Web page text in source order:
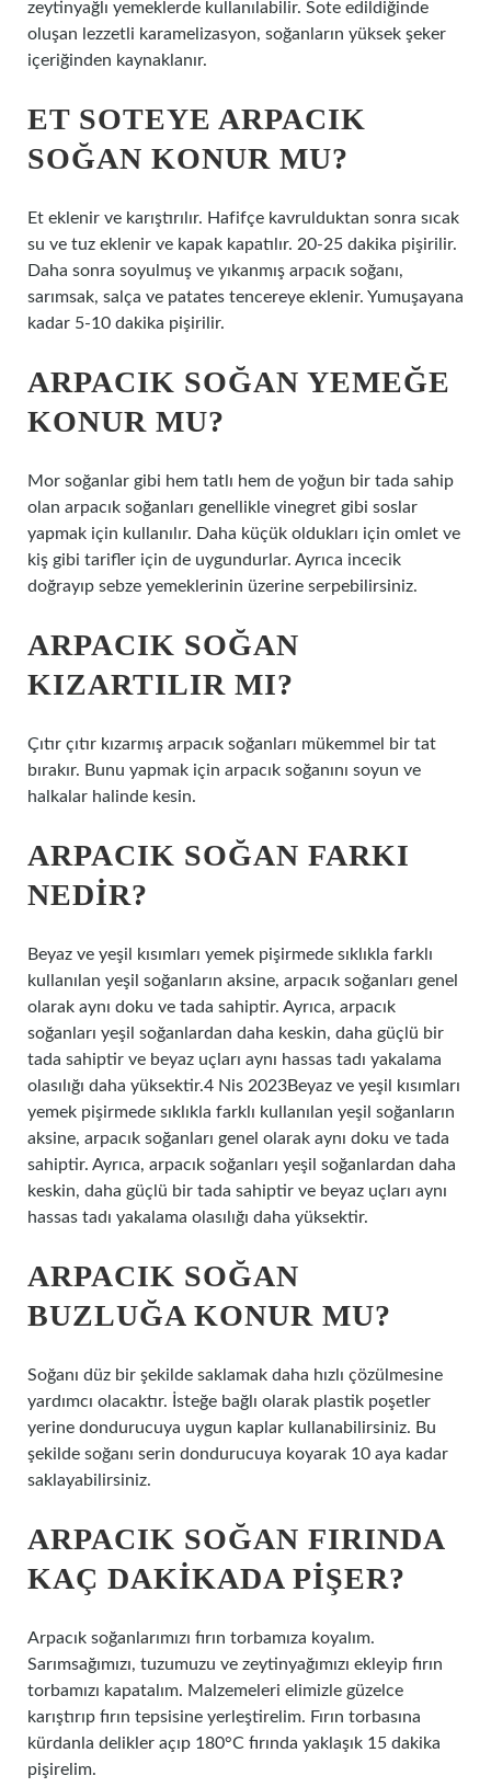
zeytinyağlı yemeklerde kullanılabilir. Sote edildiğinde
oluşan lezzetli karamelizasyon, soğanların yüksek şeker
içeriğinden kaynaklanır.
ET SOTEYE ARPACIK
SOĞAN KONUR MU?
Et eklenir ve karıştırılır. Hafifçe kavrulduktan sonra sıcak
su ve tuz eklenir ve kapak kapatılır. 20-25 dakika pişirilir.
Daha sonra soyulmuş ve yıkanmış arpacık soğanı,
sarımsak, salça ve patates tencereye eklenir. Yumuşayana
kadar 5-10 dakika pişirilir.
ARPACIK SOĞAN YEMEĞE
KONUR MU?
Mor soğanlar gibi hem tatlı hem de yoğun bir tada sahip
olan arpacık soğanları genellikle vinegret gibi soslar
yapmak için kullanılır. Daha küçük oldukları için omlet ve
kiş gibi tarifler için de uygundurlar. Ayrıca incecik
doğrayıp sebze yemeklerinin üzerine serpebilirsiniz.
ARPACIK SOĞAN
KIZARTILIR MI?
Çıtır çıtır kızarmış arpacık soğanları mükemmel bir tat
bırakır. Bunu yapmak için arpacık soğanını soyun ve
halkalar halinde kesin.
ARPACIK SOĞAN FARKI
NEDIR?
Beyaz ve yeşil kısımları yemek pişirmede sıklıkla farklı
kullanılan yeşil soğanların aksine, arpacık soğanları genel
olarak aynı doku ve tada sahiptir. Ayrıca, arpacık
soğanları yeşil soğanlardan daha keskin, daha güçlü bir
tada sahiptir ve beyaz uçları aynı hassas tadı yakalama
olasılığı daha yüksektir.4 Nis 2023Beyaz ve yeşil kısımları
yemek pişirmede sıklıkla farklı kullanılan yeşil soğanların
aksine, arpacık soğanları genel olarak aynı doku ve tada
sahiptir. Ayrıca, arpacık soğanları yeşil soğanlardan daha
keskin, daha güçlü bir tada sahiptir ve beyaz uçları aynı
hassas tadı yakalama olasılığı daha yüksektir.
ARPACIK SOĞAN
BUZLUĞA KONUR MU?
Soğanı düz bir şekilde saklamak daha hızlı çözülmesine
yardımcı olacaktır. İsteğe bağlı olarak plastik poşetler
yerine dondurucuya uygun kaplar kullanabilirsiniz. Bu
şekilde soğanı serin dondurucuya koyarak 10 aya kadar
saklayabilirsiniz.
ARPACIK SOĞAN FIRINDA
KAÇ DAKIKADA PIŞER?
Arpacık soğanlarımızı fırın torbamıza koyalım.
Sarımsağımızı, tuzumuzu ve zeytinyağımızı ekleyip fırın
torbamızı kapatalım. Malzemeleri elimizle güzelce
karıştırıp fırın tepsisine yerleştirelim. Fırın torbasına
kürdanla delikler açıp 180°C fırında yaklaşık 15 dakika
pişirelim.